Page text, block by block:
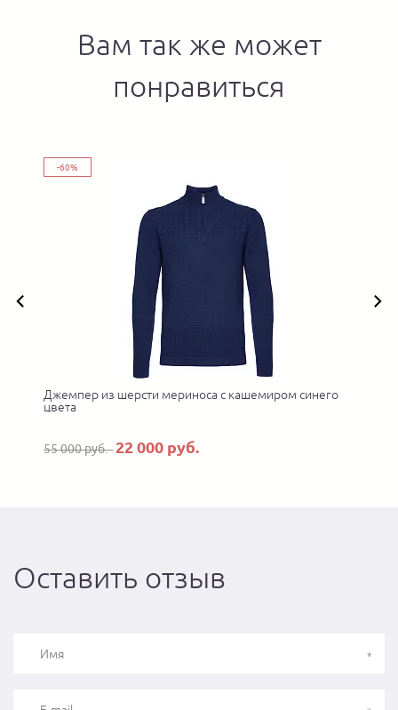
Вам так же может
понравиться
-60%
Джемпер из шерсти мериноса с кашемиром синего
цвета
55 000 руб. 22 000 руб.
Оставить отзыв